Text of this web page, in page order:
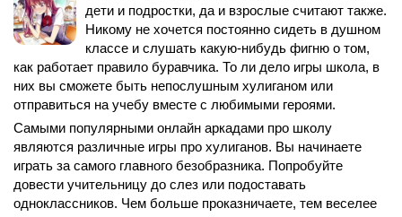
дети и подростки, да и взрослые считают также.
Никому не хочется постоянно сидеть в душном
классе и слушать какую-нибудь фигню о том,
как работает правило буравчика. То ли дело игры школа, в
них вы сможете быть непослушным хулиганом или
отправиться на учебу вместе с любимыми героями.
Самыми популярными онлайн аркадами про школу
являются различные игры про хулиганов. Вы начинаете
играть за самого главного безобразника. Попробуйте
довести учительницу до слез или подоставать
одноклассников. Чем больше проказничаете, тем веселее